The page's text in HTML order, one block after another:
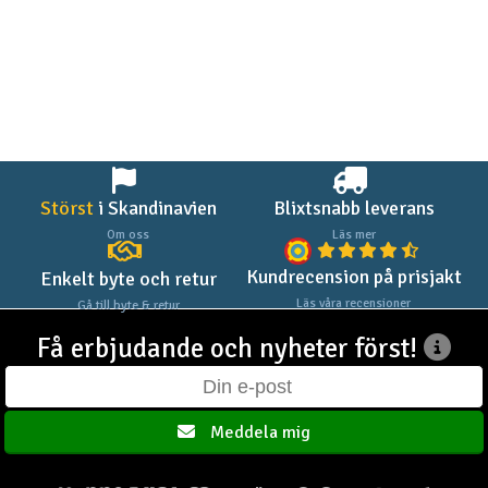
Störsti Skandinavien
Om oss
Blixtsnabb leverans
Läs mer
Enkelt byte och retur
Gå till byte & retur
Kundrecension på prisjakt
Läs våra recensioner
Få erbjudande och nyheter först!
Meddela mig